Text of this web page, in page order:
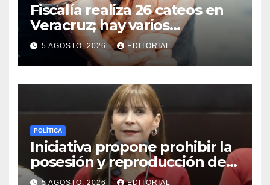
Fiscalía realiza 26 cateos en
Veracruz; hay varios
detenidos
5 AGOSTO, 2026 EDITORIAL
POLÍTICA
Iniciativa propone prohibir la
posesión y reproducción de
fauna silvestre como
5 AGOSTO, 2026 EDITORIAL